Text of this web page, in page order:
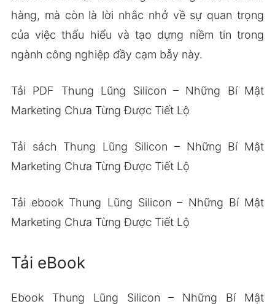
hàng, mà còn là lời nhắc nhở về sự quan trọng
của việc thấu hiểu và tạo dựng niềm tin trong
ngành công nghiệp đầy cạm bẫy này.
Tải PDF Thung Lũng Silicon – Những Bí Mật
Marketing Chưa Từng Được Tiết Lộ
Tải sách Thung Lũng Silicon – Những Bí Mật
Marketing Chưa Từng Được Tiết Lộ
Tải ebook Thung Lũng Silicon – Những Bí Mật
Marketing Chưa Từng Được Tiết Lộ
Tải eBook
Ebook Thung Lũng Silicon – Những Bí Mật